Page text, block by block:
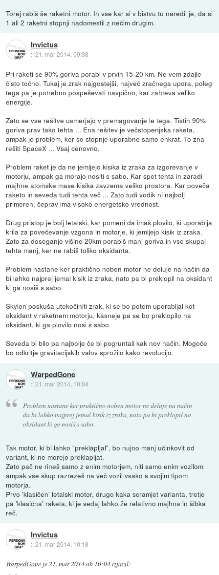
Torej rabiš še raketni motor. In vse kar si v bistvu tu naredil je, da si
1 ali 2 raketni stopnji nadomestil z nečim drugim.
Invictus
::21. mar 2014, 09:38
Pri raketi se 90% goriva porabi v prvih 15-20 km. Ne vem zdajle
čisto točno. Tukaj je zrak najgostejši, največ zračnega upora, poleg
tega pa je potrebno pospeševati navpično, kar zahteva veliko
energije.
Zato se vse rešitve usmerjajo v premagovanje le tega. Tistih 90%
goriva prav tako tehta ... Ena rešitev je večstopenjska raketa,
ampak je problem, ker so stopnje uporabne samo enkrat. To zna
rešiti SpaceX ... Vsaj cenovno.
Problem raket je da ne jemljejo kisika iz zraka za izgorevanje v
motorju, ampak ga morajo nositi s sabo. Kar spet tehta in zaradi
majhne atomske mase kisika zavzema veliko prostora. Kar poveča
raketo in seveda tudi tehta več ... Zato tudi vodik ni najbolj
primeren, čeprav ima visoko energetsko vrednost.
Drug pristop je bolj letalski, kar pomeni da imaš plovilo, ki uporablja
krila za povečevanje vzgona in motorje, ki jemljejo kisik iz zraka.
Zato za doseganje višine 20km porabiš manj goriva in vse skupaj
tehta manj, ker ne rabiš toliko oksidanta.
Problem nastane ker praktično noben motor ne deluje na način da
bi lahko najprej jemal kisik iz zraka, nato pa bi preklopil na oksidant
ki ga nosiš s sabo.
Skylon poskuša utekočiniti zrak, ki se bo potem uporabljal kot
oksidant v raketnem motorju, kasneje pa se bo preklopilo na
oksidant, ki ga plovilo nosi s sabo.
Seveda bi bilo pa najbolje če bi pogruntali kak nov način. Mogoče
bo odkritje gravitacijskih valov sprožilo kako revolucijo.
WarpedGone
::21. mar 2014, 10:04
Problem nastane ker praktično noben motor ne deluje na način
da bi lahko najprej jemal kisik iz zraka, nato pa bi preklopil na
oksidant ki ga nosiš s sabo.
Tak motor, ki bi lahko "preklapljal", bo nujno manj učinkovit od
variant, ki ne morejo preklapljat.
Zato pač ne rineš samo z enim motorjem, niti samo enim vozilom
ampak vse skup razrezeš na več vozil vsako s svojim tipom
motorja.
Prvo 'klasičen' letalski motor, drugo kaka scramjet varianta, tretje
pa 'klasična' raketa, ki je sedaj lahko že relativno majhna in šibka
reč.
Invictus
::21. mar 2014, 10:18
WarpedGone je21. mar 2014 ob 10:04izjavil: